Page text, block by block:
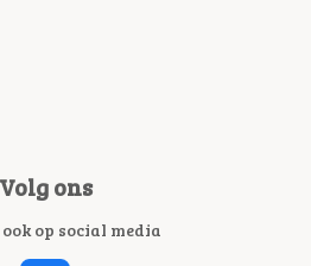
Volg ons
op social media